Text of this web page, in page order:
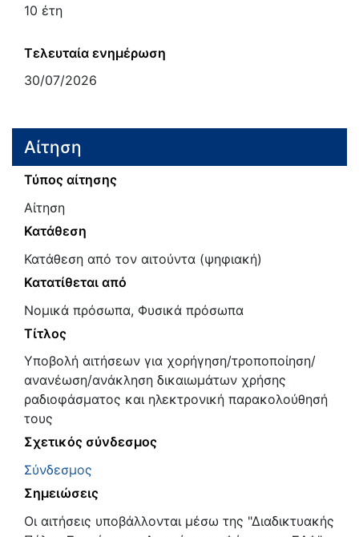
10 έτη
Τελευταία ενημέρωση
30/07/2026
Αίτηση
Τύπος αίτησης
Αίτηση
Κατάθεση
Κατάθεση από τον αιτούντα (ψηφιακή)
Κατατίθεται από
Νομικά πρόσωπα, Φυσικά πρόσωπα
Τίτλος
Υποβολή αιτήσεων για χορήγηση/τροποποίηση/
ανανέωση/ανάκληση δικαιωμάτων χρήσης
ραδιοφάσματος και ηλεκτρονική παρακολούθησή
τους
Σχετικός σύνδεσμος
Σύνδεσμος
Σημειώσεις
Οι αιτήσεις υποβάλλονται μέσω της "Διαδικτυακής